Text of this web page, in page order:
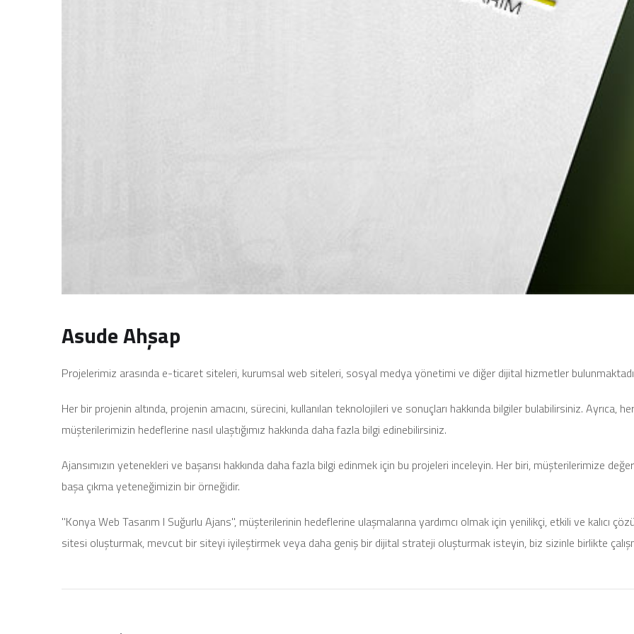
Asude Ahşap
Projelerimiz arasında e-ticaret siteleri, kurumsal web siteleri, sosyal medya yönetimi ve diğer dijital hizmetler
Her bir projenin altında, projenin amacını, sürecini, kullanılan teknolojileri ve sonuçları hakkında bilgiler bulabilirsiniz. Ayrıca,
müşterilerimizin hedeflerine nasıl ulaştığımız hakkında daha fazla bilgi edinebilirsiniz.
Ajansımızın yetenekleri ve başarısı hakkında daha fazla bilgi edinmek için bu projeleri inceleyin. Her biri, müşterilerimize
başa çıkma yeteneğimizin bir örneğidir.
"Konya Web Tasarım I Suğurlu Ajans", müşterilerinin hedeflerine ulaşmalarına yardımcı olmak için yenilikçi, etkili ve kalıcı
sitesi oluşturmak, mevcut bir siteyi iyileştirmek veya daha geniş bir dijital strateji oluşturmak isteyin, biz sizinle birlikte